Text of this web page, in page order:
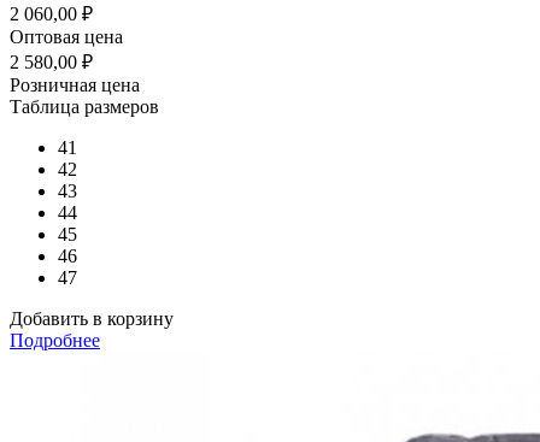
2 060,00 ₽
Оптовая цена
2 580,00 ₽
Розничная цена
Таблица размеров
41
42
43
44
45
46
47
Добавить в корзину
Подробнее